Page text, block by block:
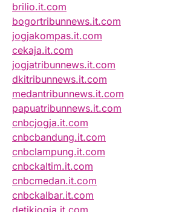
brilio.it.com
bogortribunnews.it.com
jogjakompas.it.com
cekaja.it.com
jogjatribunnews.it.com
dkitribunnews.it.com
medantribunnews.it.com
papuatribunnews.it.com
cnbcjogja.it.com
cnbcbandung.it.com
cnbclampung.it.com
cnbckaltim.it.com
cnbcmedan.it.com
cnbckalbar.it.com